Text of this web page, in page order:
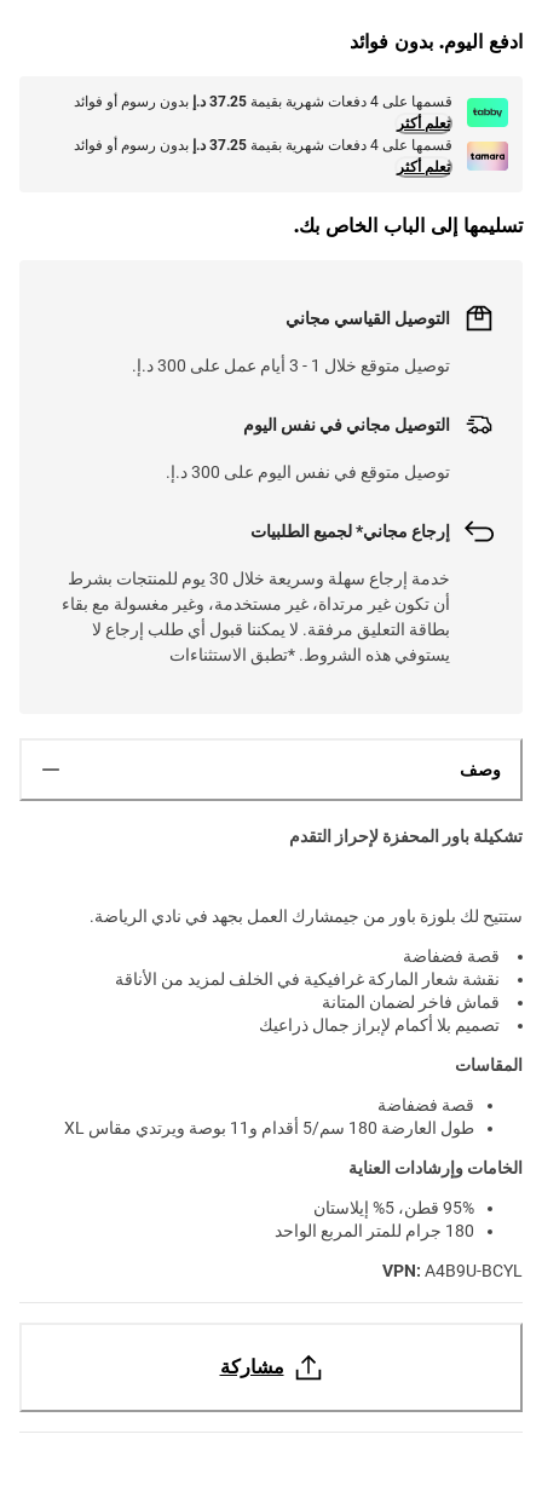
ادفع اليوم. بدون فوائد
قسمها على 4 دفعات شهرية بقيمة 37.25 د.إ
بدون رسوم أو فوائد
تعلم أكثر
قسمها على 4 دفعات شهرية بقيمة
37.25 د.إ
بدون رسوم أو فوائد
تعلم أكثر
تسليمها إلى الباب الخاص بك.
التوصيل القياسي مجاني
توصيل متوقع خلال 1 - 3 أيام عمل على 300 د.إ.
التوصيل مجاني في نفس اليوم
توصيل متوقع في نفس اليوم على 300 د.إ.
إرجاع مجاني* لجميع الطلبيات
خدمة إرجاع سهلة وسريعة خلال 30 يوم للمنتجات بشرط
أن تكون غير مرتداة، غير مستخدمة، وغير مغسولة مع بقاء
بطاقة التعليق مرفقة. لا يمكننا قبول أي طلب إرجاع لا
يستوفي هذه الشروط. *تطبق الاستثناءات
وصف
تشكيلة باور المحفزة لإحراز التقدم
ستتيح لك بلوزة باور من جيمشارك العمل بجهد في نادي الرياضة.
قصة فضفاضة
نقشة شعار الماركة غرافيكية في الخلف لمزيد من الأناقة
قماش فاخر لضمان المتانة
تصميم بلا أكمام لإبراز جمال ذراعيك
المقاسات
قصة فضفاضة
طول العارضة 180 سم/5 أقدام و11 بوصة ويرتدي مقاس XL
الخامات وإرشادات العناية
95% قطن، 5% إيلاستان
180 جرام للمتر المربع الواحد
VPN: A4B9U-BCYL
مشاركة